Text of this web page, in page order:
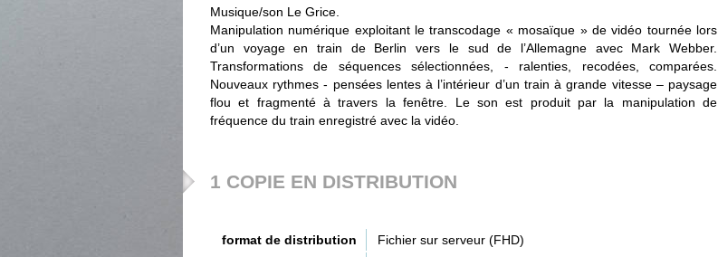
Musique/son Le Grice.
Manipulation numérique exploitant le transcodage « mosaïque » de vidéo tournée lors
d’un voyage en train de Berlin vers le sud de l’Allemagne avec Mark Webber.
Transformations de séquences sélectionnées, - ralenties, recodées, comparées.
Nouveaux rythmes - pensées lentes à l’intérieur d’un train à grande vitesse – paysage
flou et fragmenté à travers la fenêtre. Le son est produit par la manipulation de
fréquence du train enregistré avec la vidéo.
1 COPIE EN DISTRIBUTION
format de distribution
Fichier sur serveur (FHD)